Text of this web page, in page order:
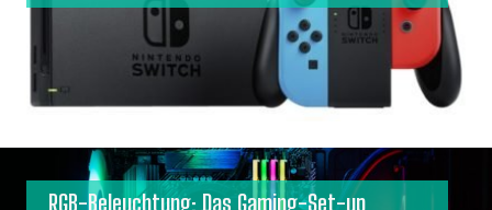
RGB-Beleuchtung: Das Gaming-Set-up